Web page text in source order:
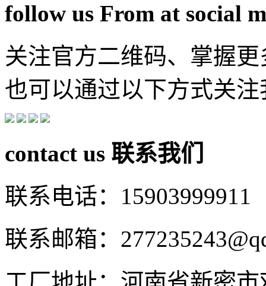
follow us From at social
关注官方二维码、掌握
也可以通过以下方式关注
contact us 联系我们
联系电话：15903999911
联系邮箱：